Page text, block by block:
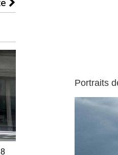
Portraits